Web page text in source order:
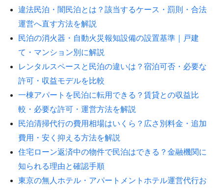
違法民泊・闇民泊とは？該当するケース・罰則・合法
運営へ直す方法を解説
民泊の消火器・自動火災報知設備の設置基準｜戸建
て・マンション別に解説
レンタルスペースと民泊の違いは？宿泊可否・必要な
許可・収益モデルを比較
一棟アパートを民泊に転用できる？賃貸との収益比
較・必要な許可・運営方法を解説
民泊清掃代行の費用相場はいくら？広さ別料金・追加
費用・安く抑える方法を解説
住宅ローン返済中の物件で民泊はできる？金融機関に
知られる理由と確認手順
東京の無人ホテル・アパートメントホテル運営代行お